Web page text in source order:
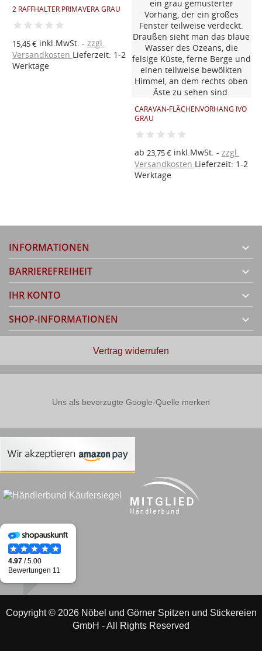
2 RAFFHALTER PRIMAVERA GRAU
15,45 €inkl.MwSt.
zzgl.
Versandkosten Lieferzeit: 1-2
Werktage
CARAVAN-FLÄCHENVORHANG IVO
GRAU
ab 23,75 €inkl.MwSt.
zzgl.
Versandkosten Lieferzeit: 1-2
Werktage
INFORMATIONEN 
BARRIEREFREIHEIT 
IHR KONTO 
SHOP-INFORMATIONEN 
Vertrag widerrufen
Uns als bevorzugte Google-Quelle merken
Copyright © 2026 Nöbel und Görner Spitzen und Stickereien
GmbH - All Rights Reserved